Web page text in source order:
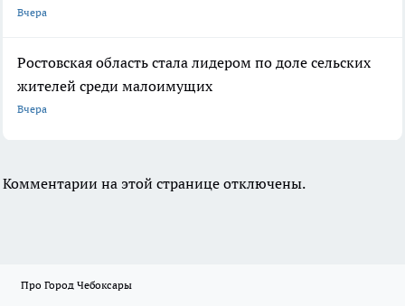
Вчера
Ростовская область стала лидером по доле сельских
жителей среди малоимущих
Вчера
Комментарии на этой странице отключены.
Про Город Чебоксары